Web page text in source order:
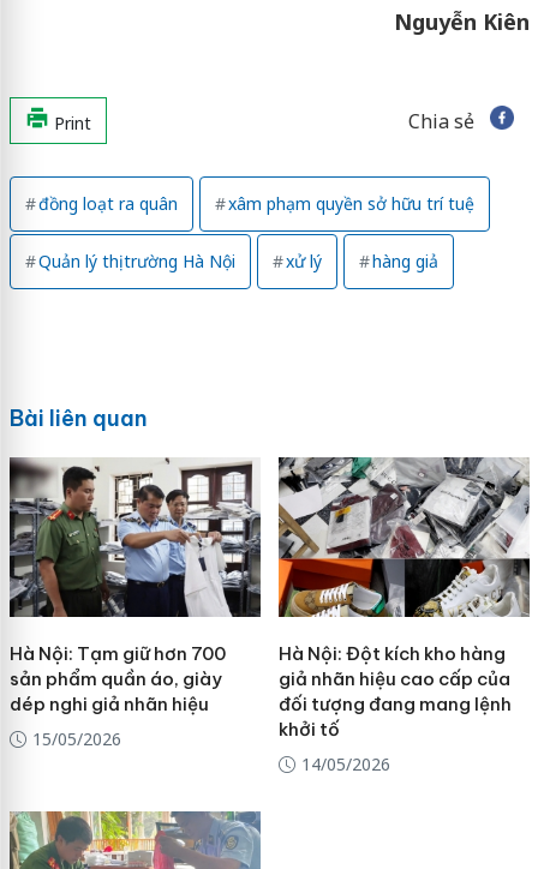
Nguyễn Kiên
Print Chia sẻ
đồng loạt ra quân xâm phạm quyền sở hữu trí tuệ
Quản lý thị trường Hà Nội xử lý hàng giả
Bài liên quan
Hà Nội: Tạm giữ hơn 700
sản phẩm quần áo, giày
dép nghi giả nhãn hiệu
15/05/2026
Hà Nội: Đột kích kho hàng
giả nhãn hiệu cao cấp của
đối tượng đang mang lệnh
khởi tố
14/05/2026